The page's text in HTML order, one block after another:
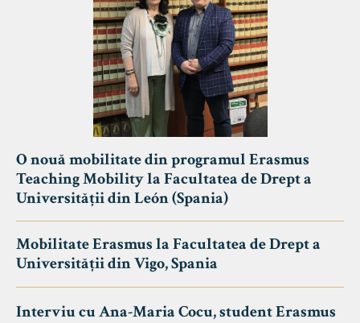
O nouă mobilitate din programul Erasmus
Teaching Mobility la Facultatea de Drept a
Universității din León (Spania)
Mobilitate Erasmus la Facultatea de Drept a
Universității din Vigo, Spania
Interviu cu Ana-Maria Cocu, student Erasmus